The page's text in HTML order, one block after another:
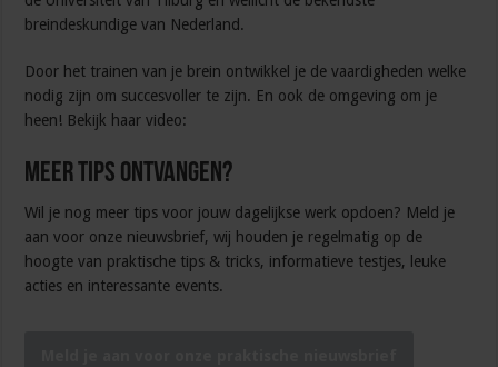
breindeskundige van Nederland.
Door het trainen van je brein ontwikkel je de vaardigheden welke
nodig zijn om succesvoller te zijn. En ook de omgeving om je
heen! Bekijk haar video:
Meer tips ontvangen?
Wil je nog meer tips voor jouw dagelijkse werk opdoen? Meld je
aan voor onze nieuwsbrief, wij houden je regelmatig op de
hoogte van praktische tips & tricks, informatieve testjes, leuke
acties en interessante events.